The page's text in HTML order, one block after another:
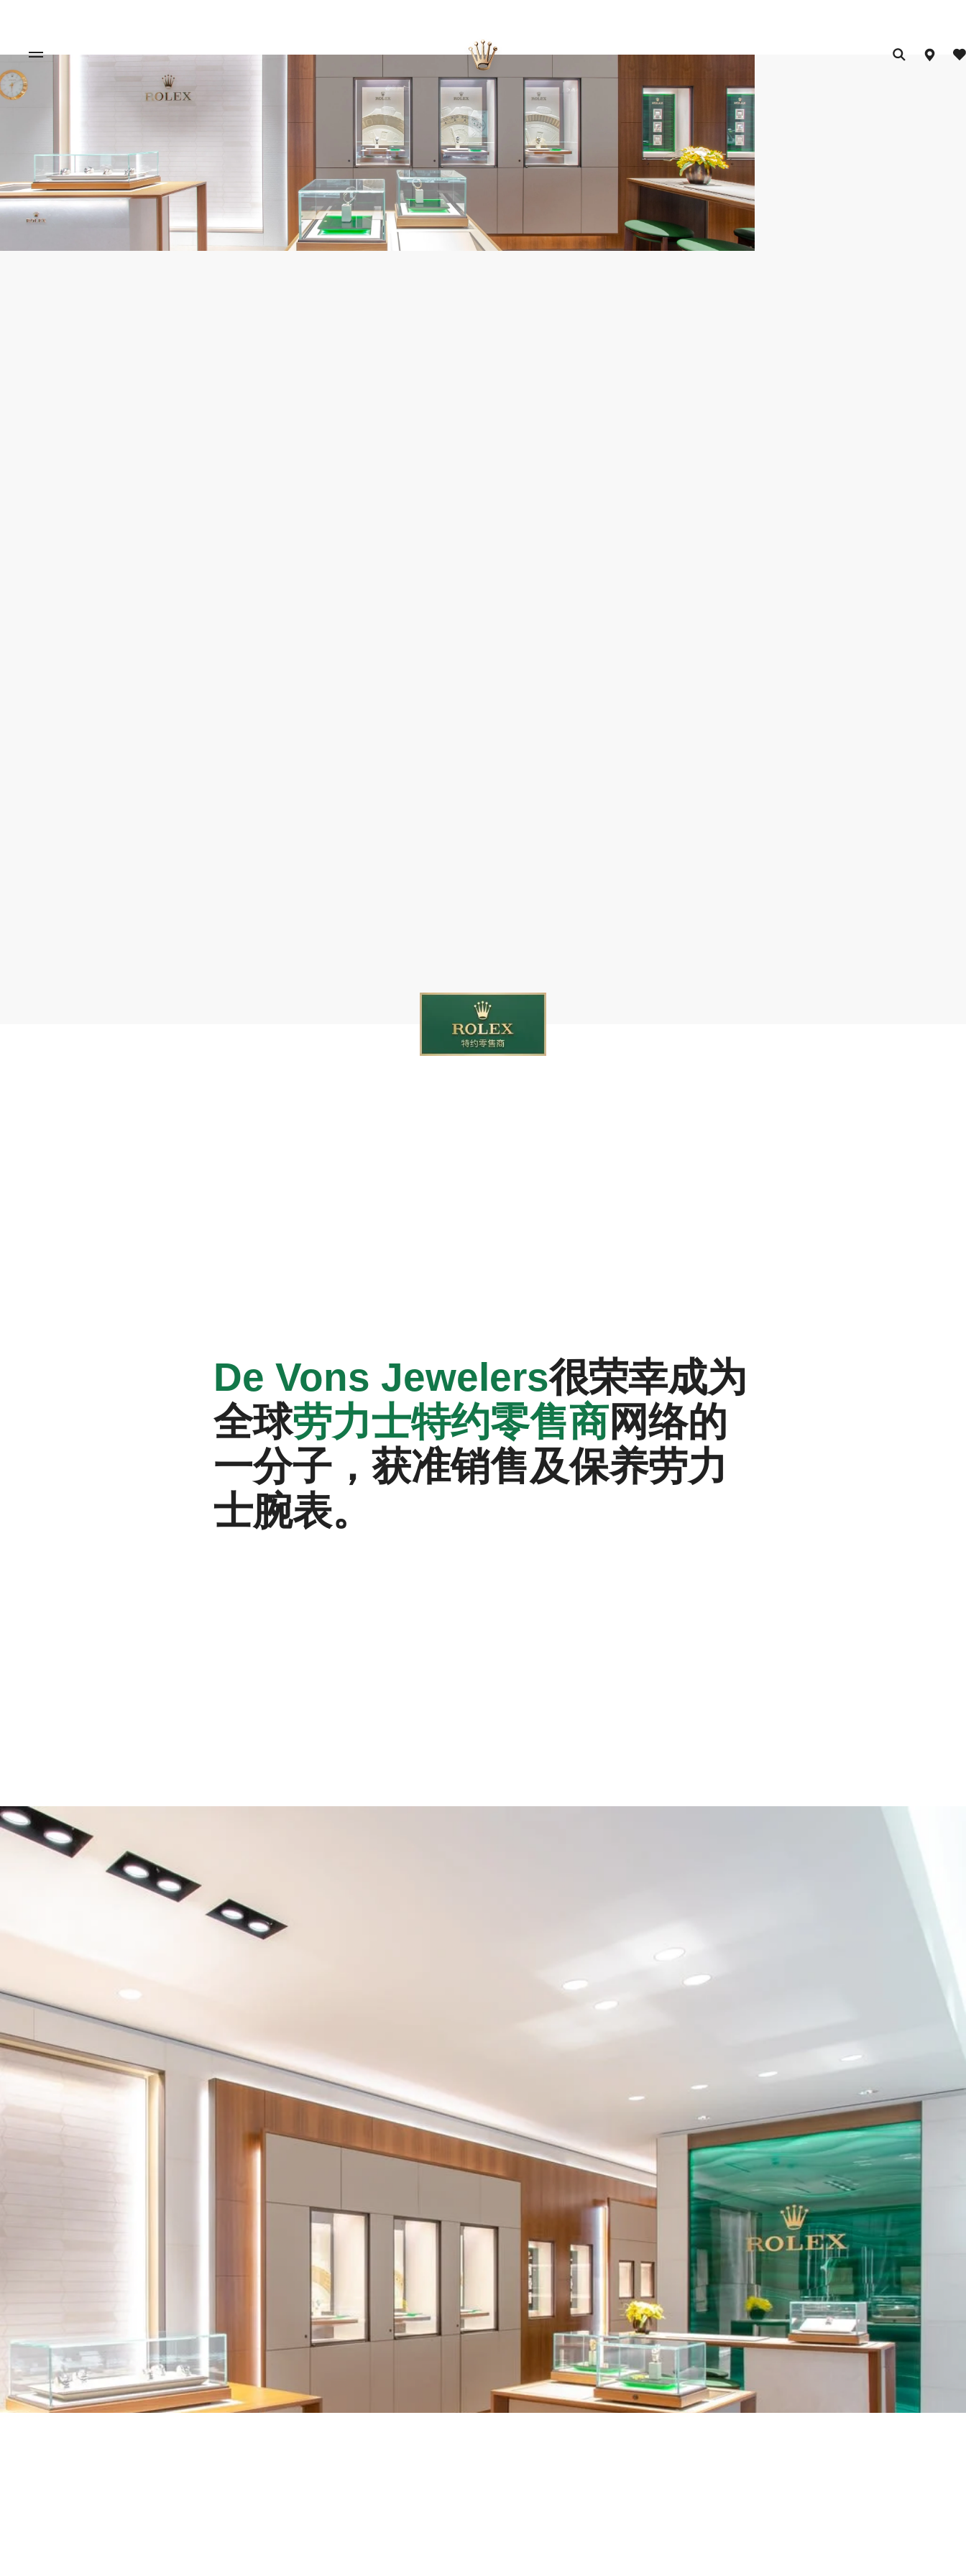
‭De Vons Jewelers‬很荣幸成为
全球劳力士特约零售商网络的
一分子，获准销售及保养劳力
士腕表。